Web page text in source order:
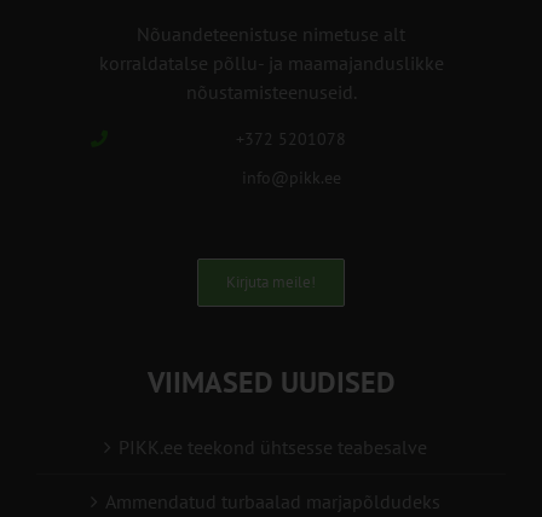
Nõuandeteenistuse nimetuse alt
korraldatalse põllu- ja maamajanduslikke
nõustamisteenuseid.
+372 5201078
info@pikk.ee
Kirjuta meile!
VIIMASED UUDISED
PIKK.ee teekond ühtsesse teabesalve
Ammendatud turbaalad marjapõldudeks